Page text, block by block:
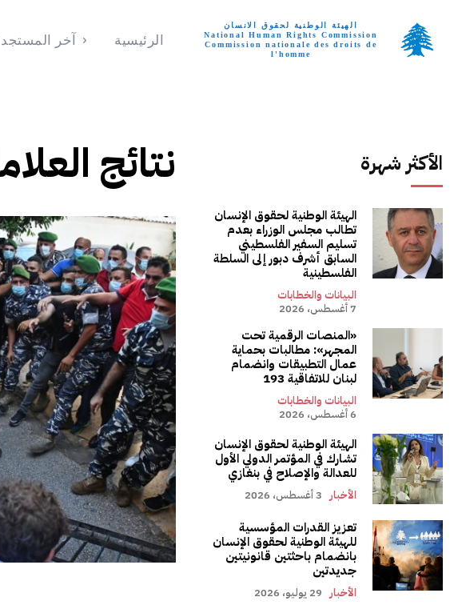
الهيئة الوطنية لحقوق الانسان
National Human Rights Commission
Commission nationale des droits de
l'homme
الرئيسية آخر
نتائج الأكثر شهرة
الهيئة الوطنية لحقوق الإنسان
تطالب مجلس الوزراء بعدم
تسليم السفير الفلسطيني
السابق أشرف دبور إلى السلطة
الفلسطينية
البيانات والخطابات
7 أغسطس، 2026
«المنصات الرقمية تحت
المجهر»: مطالبات بحماية
عمال التطبيقات وانضمام
لبنان للاتفاقية 193
البيانات والخطابات
6 أغسطس، 2026
الهيئة الوطنية لحقوق الإنسان
تشارك في المؤتمر الدولي الأول
للعدالة والإصلاح في بنغازي
الأخبار 3 أغسطس، 2026
تعزيز القدرات المؤسسية
للهيئة الوطنية لحقوق الإنسان
بانضمام باحثتين قانونيتين
جديدتين
الأخبار 29 يوليو، 2026